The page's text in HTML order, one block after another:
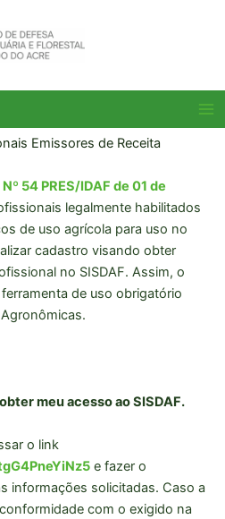
Emissores de Receita
54 PRES/IDAF de 01 de
legalmente habilitados
de uso agrícola para uso no
cadastro visando obter
no SISDAF. Assim, o
de uso obrigatório
meu acesso ao SISDAF.
o link
e fazer o
informações solicitadas. Caso a
com o exigido na